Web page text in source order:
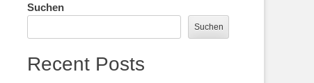
Suchen
Suchen
Recent Posts